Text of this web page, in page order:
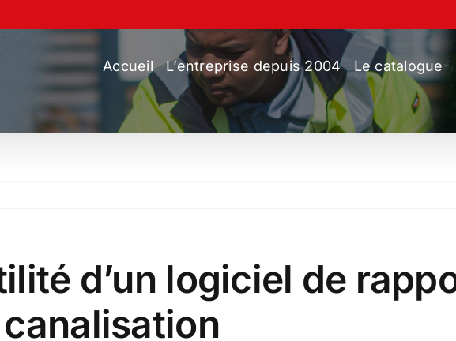
Accueil L’entreprise depuis 2004 Le catalogue
d’un logiciel de